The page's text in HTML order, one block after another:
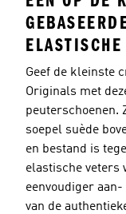
Geef de kleinste
Originals met
peuterschoenen.
soepel suède
en bestand is
elastische veters
eenvoudiger
van de